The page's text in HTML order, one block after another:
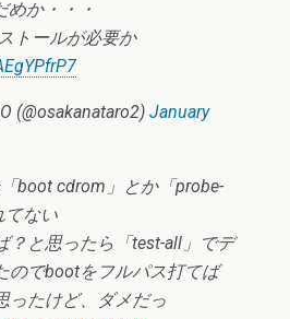
めか・・・
トールが必要か
(@osakanataro2) January
boot cdrom」とか「probe-
てない
？と思ったら「test-all」でデ
のでbootをフルパス打てば
ったけど、ダメだっ